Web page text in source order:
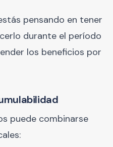
pensando en tener
durante el período
los beneficios por
puede combinarse